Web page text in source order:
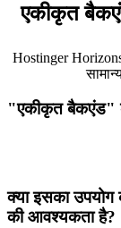
एकीकृत
Hostinger
"एकीकृत बैकएंड"
क्या इसका
की आवश्यकता है?